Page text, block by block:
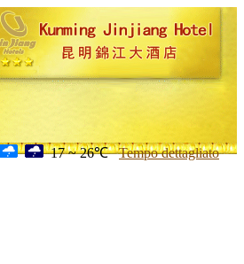
17 ~ 26℃ Tempo dettagliato